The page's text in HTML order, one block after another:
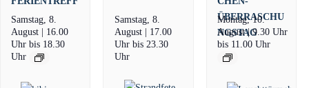
Samstag, 8.
August | 16.00
Uhr bis 18.30
Uhr
Samstag, 8.
August | 17.00
Uhrbis 23.30
Uhr
ÜBERRASCHU
NGSTAG
Montag, 10.
August | 9.30 Uhr
bis 11.00 Uhr